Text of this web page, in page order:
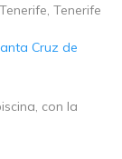
Tenerife
Cruz de
con la